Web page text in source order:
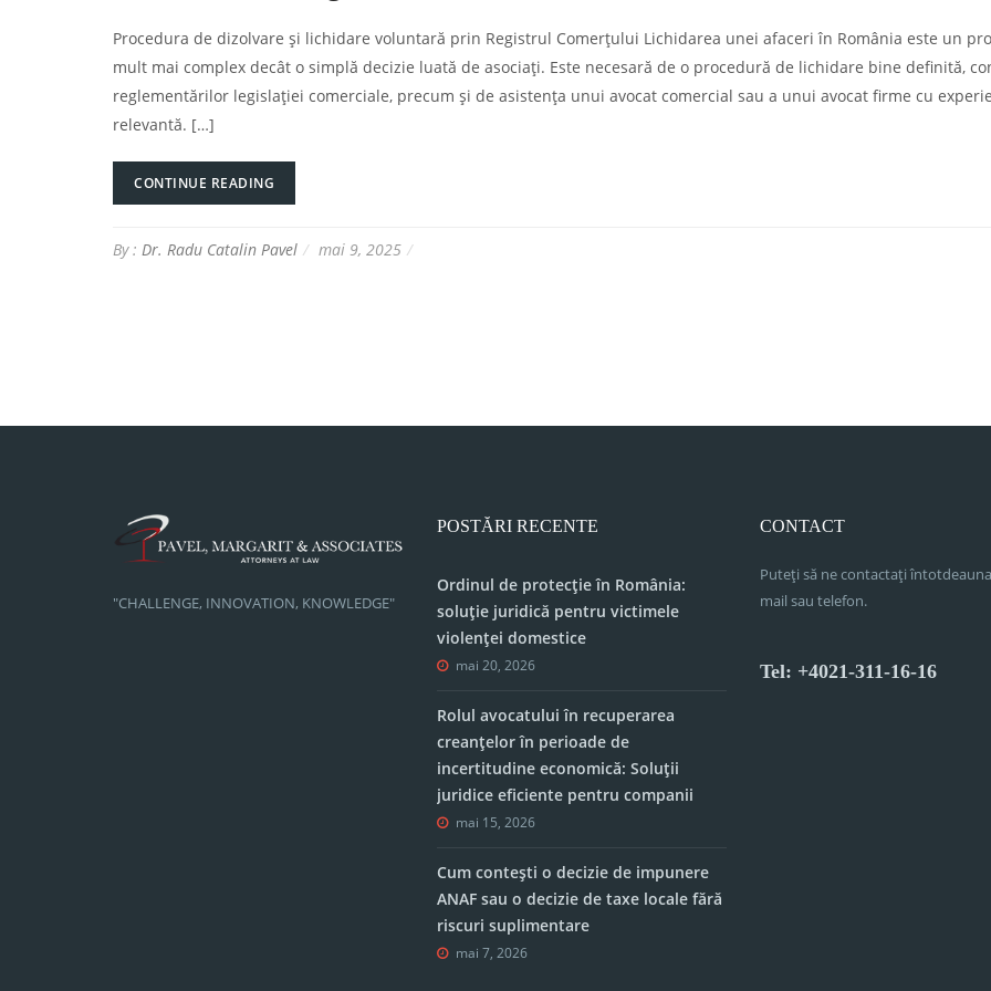
Procedura de dizolvare și lichidare voluntară prin Registrul Comerțului Lichidarea unei afaceri în România este un
mult mai complex decât o simplă decizie luată de asociați. Este necesară de o procedură de lichidare bine definită,
reglementărilor legislației comerciale, precum și de asistența unui avocat comercial sau a unui avocat firme cu
relevantă. […]
CONTINUE READING
By : Dr. Radu Catalin Pavel mai 9, 2025
"CHALLENGE, INNOVATION, KNOWLEDGE"
POSTĂRI RECENTE
Ordinul de protecție în România:
soluție juridică pentru victimele
violenței domestice
mai 20, 2026
Rolul avocatului în recuperarea
creanțelor în perioade de
incertitudine economică: Soluții
juridice eficiente pentru companii
mai 15, 2026
Cum contești o decizie de impunere
ANAF sau o decizie de taxe locale fără
riscuri suplimentare
mai 7, 2026
CONTACT
Puteți să ne contactați
mail sau telefon.
Tel: +4021-311-16-16